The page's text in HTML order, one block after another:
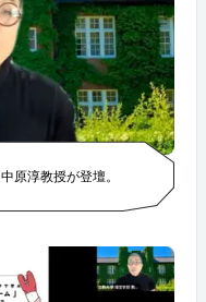
原淳教授が登壇。